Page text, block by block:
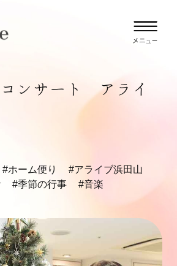
ンサート アライ
#ホーム便り
#アライブ浜田山
#季節の行事 #音楽